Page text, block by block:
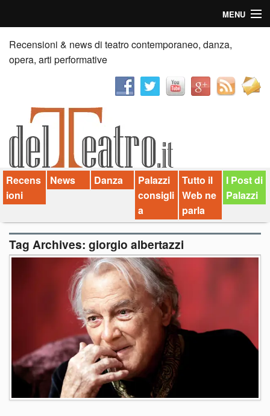
MENU
Home
Recensioni
News
Palazzi consiglia
Video
Chi siamo
Contatti
Recensioni & news di teatro contemporaneo, danza,
opera, arti performative
Recens
ioni
News Danza
Palazzi
consigli
a
Tutto il
Web ne
parla
I Post di
Palazzi
Tag Archives: giorgio albertazzi